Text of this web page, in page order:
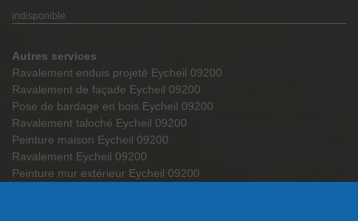
indisponible
Autres services
Ravalement enduis projeté Eycheil 09200
Ravalement de façade Eycheil 09200
Pose de bardage en bois Eycheil 09200
Ravalement taloché Eycheil 09200
Peinture maison Eycheil 09200
Ravalement Eycheil 09200
Peinture mur extérieur Eycheil 09200